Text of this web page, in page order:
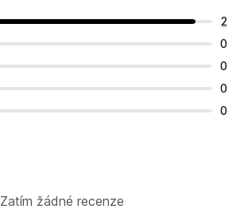
2
0
0
0
0
Zatím žádné recenze